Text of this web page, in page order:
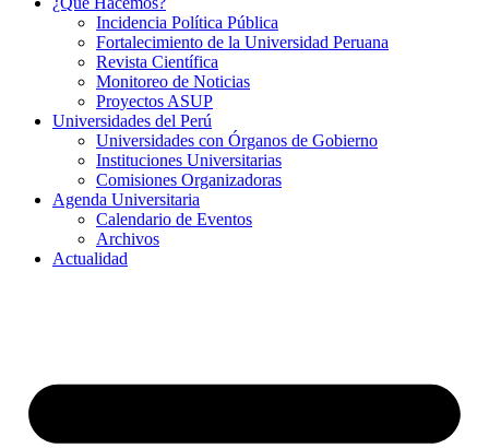
Incidencia Política Pública
Fortalecimiento de la Universidad Peruana
Revista Científica
Monitoreo de Noticias
Proyectos ASUP
Universidades del Perú
Universidades con Órganos de Gobierno
Instituciones Universitarias
Comisiones Organizadoras
Agenda Universitaria
Calendario de Eventos
Archivos
Actualidad